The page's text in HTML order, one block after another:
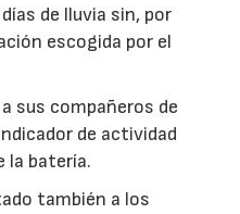
de lluvia sin, por
escogida por el
sus compañeros de
de actividad
la batería.
también a los